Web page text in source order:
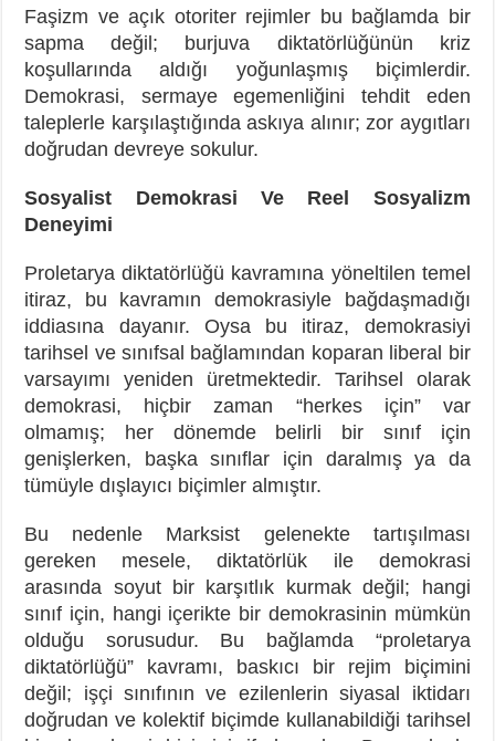
Faşizm ve açık otoriter rejimler bu bağlamda bir
sapma değil; burjuva diktatörlüğünün kriz
koşullarında aldığı yoğunlaşmış biçimlerdir.
Demokrasi, sermaye egemenliğini tehdit eden
taleplerle karşılaştığında askıya alınır; zor aygıtları
doğrudan devreye sokulur.
Sosyalist Demokrasi Ve Reel Sosyalizm
Deneyimi
Proletarya diktatörlüğü kavramına yöneltilen temel
itiraz, bu kavramın demokrasiyle bağdaşmadığı
iddiasına dayanır. Oysa bu itiraz, demokrasiyi
tarihsel ve sınıfsal bağlamından koparan liberal bir
varsayımı yeniden üretmektedir. Tarihsel olarak
demokrasi, hiçbir zaman “herkes için” var
olmamış; her dönemde belirli bir sınıf için
genişlerken, başka sınıflar için daralmış ya da
tümüyle dışlayıcı biçimler almıştır.
Bu nedenle Marksist gelenekte tartışılması
gereken mesele, diktatörlük ile demokrasi
arasında soyut bir karşıtlık kurmak değil; hangi
sınıf için, hangi içerikte bir demokrasinin mümkün
olduğu sorusudur. Bu bağlamda “proletarya
diktatörlüğü” kavramı, baskıcı bir rejim biçimini
değil; işçi sınıfının ve ezilenlerin siyasal iktidarı
doğrudan ve kolektif biçimde kullanabildiği tarihsel